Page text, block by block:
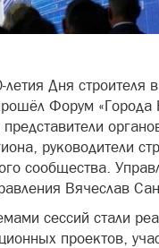
Дня строителя
Форум «Города
руководители
сообщества.
Вячеслав
сессий стали
проектов,